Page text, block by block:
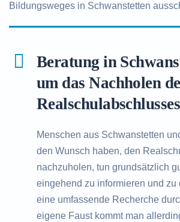
Bildungsweges in Schwanstetten
Beratung in
um das Nachholen
Realschulabschlusses
Menschen aus Schwanstetten
den Wunsch haben, den
nachzuholen, tun grundsätzlich
eingehend zu informieren und zu
eine umfassende Recherche
eigene Faust kommt man